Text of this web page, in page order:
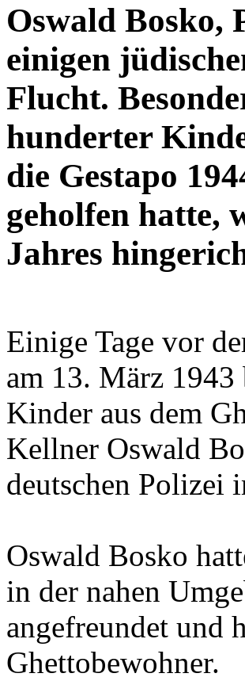
Oswald Bosko,
einigen
Flucht.
hunderter
die Gestapo
geholfen hatte,
Jahres
Einige Tage vor
am 13. März 1943
Kinder aus dem
Kellner Oswald
deutschen Polizei
Oswald Bosko
in der nahen
angefreundet und
Ghettobewohner.